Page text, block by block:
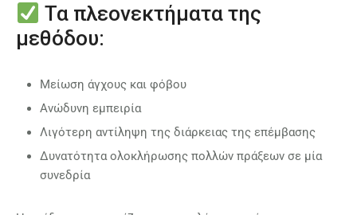
Τα πλεονεκτήματα της
μεθόδου:
Μείωση άγχους και φόβου
Ανώδυνη εμπειρία
Λιγότερη αντίληψη της διάρκειας της επέμβασης
Δυνατότητα ολοκλήρωσης πολλών πράξεων σε μία
συνεδρία